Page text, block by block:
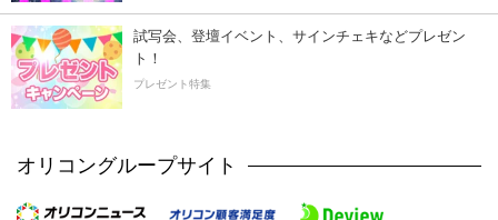
試写会、登壇イベント、サインチェキなどプレゼン
ト！
プレゼント特集
オリコングループサイト